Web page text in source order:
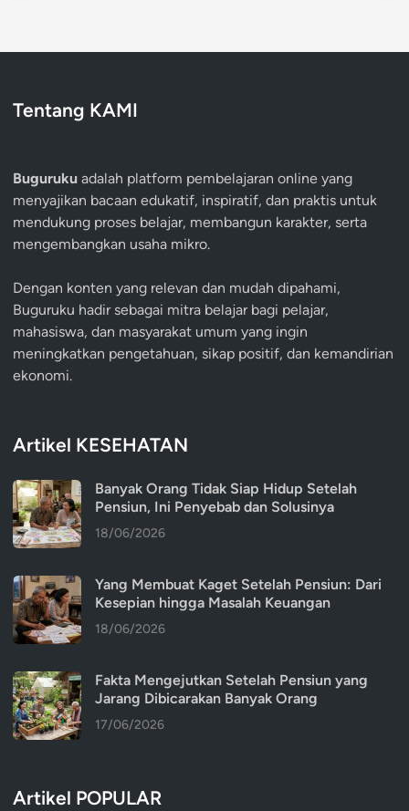
Tentang KAMI
Buguruku adalah platform pembelajaran online yang
menyajikan bacaan edukatif, inspiratif, dan praktis untuk
mendukung proses belajar, membangun karakter, serta
mengembangkan usaha mikro.
Dengan konten yang relevan dan mudah dipahami,
Buguruku hadir sebagai mitra belajar bagi pelajar,
mahasiswa, dan masyarakat umum yang ingin
meningkatkan pengetahuan, sikap positif, dan kemandirian
ekonomi.
Artikel KESEHATAN
Banyak Orang Tidak Siap Hidup Setelah
Pensiun, Ini Penyebab dan Solusinya
18/06/2026
Yang Membuat Kaget Setelah Pensiun: Dari
Kesepian hingga Masalah Keuangan
18/06/2026
Fakta Mengejutkan Setelah Pensiun yang
Jarang Dibicarakan Banyak Orang
17/06/2026
Artikel POPULAR